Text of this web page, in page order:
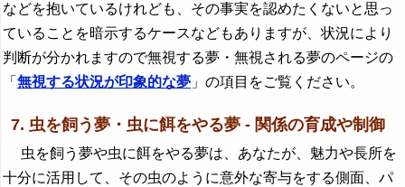
などを抱いているけれども、その事実を認めたくないと思っ
ていることを暗示するケースなどもありますが、状況により
判断が分かれますので無視する夢・無視される夢のページの
「 無視する状況が印象的な夢 」の項目をご覧ください。
7. 虫を飼う夢・虫に餌をやる夢 - 関係の育成や制御
虫を飼う夢や虫に餌をやる夢は、あなたが、魅力や長所を
十分に活用して、その虫のように意外な寄与をする側面、パ